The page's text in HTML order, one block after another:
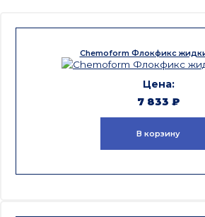
Chemoform Флокфикс
7 833 ₽
В корзину